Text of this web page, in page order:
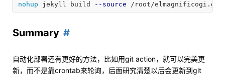
nohup jekyll build --source /root/
Summary
自动化部署还有更好的方法，比如用git action，就可以完美更
新，而不是靠crontab来轮询，后面研究清楚以后会更新到git